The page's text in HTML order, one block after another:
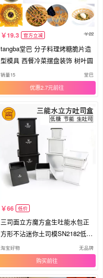
19.3 官方立减 22
tangba堂巴 分子料理烤糖脆片造
型模具 西餐冷菜摆盘装饰 树叶圆
销量15 堂巴
优惠2.7元
66 低价
三司面立方魔方盒生吐能水包正
方形不沾迷你土司模SN2182低糖
模具
淘宝好物 无品牌
购买